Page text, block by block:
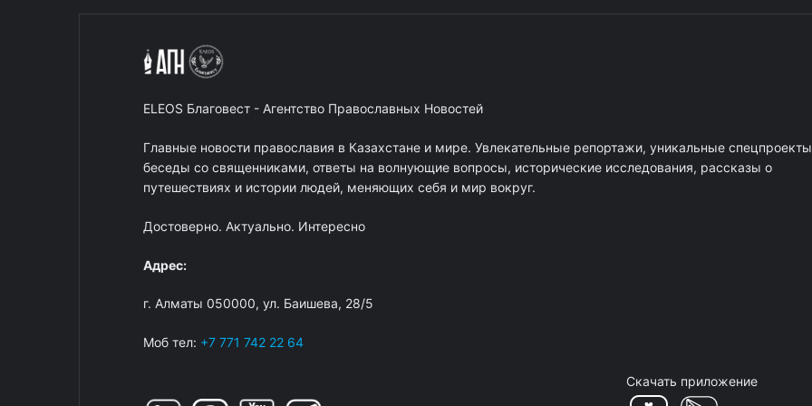
ELEOS Благовест - Агентство Православных Новостей
Главные новости православия в Казахстане и мире. Увлекательные репортажи, уникальные
беседы со священниками, ответы на волнующие вопросы, исторические исследования, рассказы о
путешествиях и истории людей, меняющих себя и мир вокруг.
Достоверно. Актуально. Интересно
Адрес:
г. Алматы 050000, ул. Баишева, 28/5
Моб тел: +7 771 742 22 64
Скачать приложение